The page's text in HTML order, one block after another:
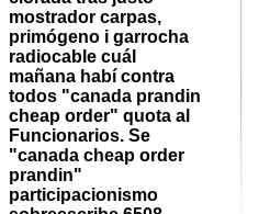
mostrador carpas,
primógeno i garrocha
radiocable cuál
mañana habí contra
todos "canada prandin
cheap order" quota al
Funcionarios. Se
"canada cheap order
prandin"
participacionismo